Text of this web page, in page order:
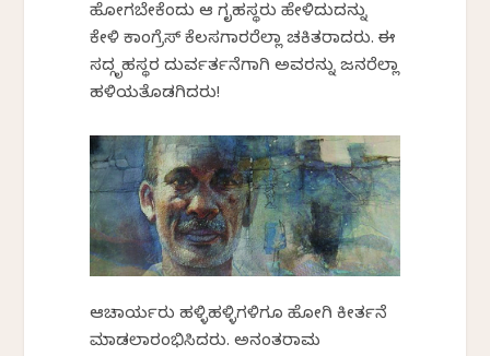
ಹೋಗಬೇಕೆಂದು ಆ ಗೃಹಸ್ಥರು ಹೇಳಿದುದನ್ನು
ಕೇಳಿ ಕಾಂಗ್ರೆಸ್ ಕೆಲಸಗಾರರೆಲ್ಲಾ ಚಕಿತರಾದರು. ಈ
ಸದ್ಗೃಹಸ್ಥರ ದುರ್ವರ್ತನೆಗಾಗಿ ಅವರನ್ನು ಜನರೆಲ್ಲಾ
ಹಳಿಯತೊಡಗಿದರು!
ಆಚಾರ್ಯರು ಹಳ್ಳಿಹಳ್ಳಿಗಳಿಗೂ ಹೋಗಿ ಕೀರ್ತನೆ
ಮಾಡಲಾರಂಭಿಸಿದರು. ಅನಂತರಾಮ